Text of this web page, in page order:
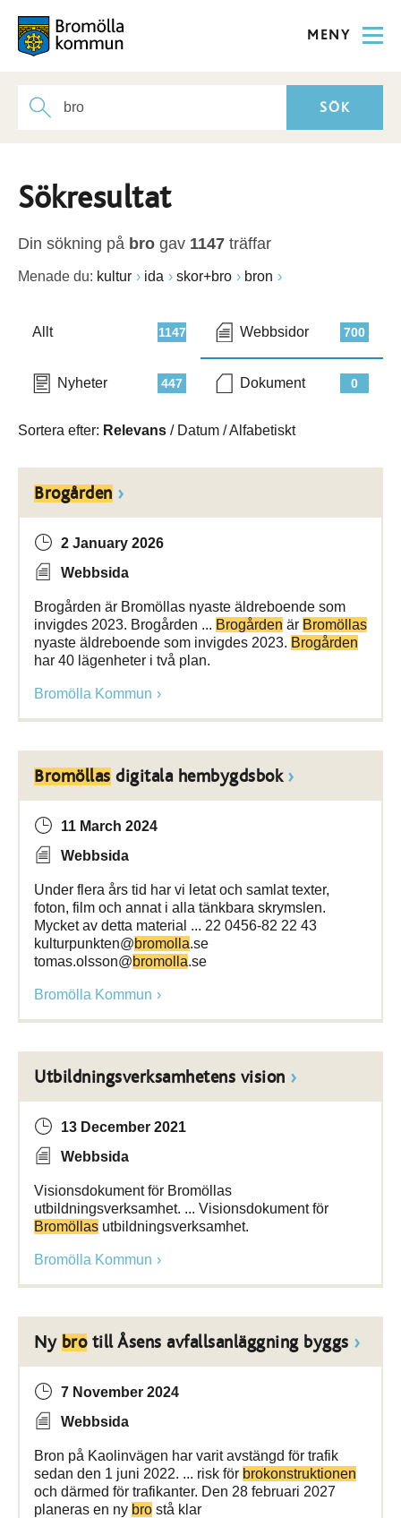
MENY
Sökresultat
Din sökning på bro gav 1147 träffar
Menade du: kultur ida skor+bro bron
1147
Allt 700
Webbsidor
447
Nyheter 0
Dokument
Sortera efter: Relevans / Datum /Alfabetiskt
Brogården
2 January 2026
Webbsida
Brogården är Bromöllas nyaste äldreboende som
invigdes 2023. Brogården ... Brogården är Bromöllas
nyaste äldreboende som invigdes 2023. Brogården
har 40 lägenheter i två plan.
Bromölla Kommun
Bromöllas digitala hembygdsbok
11 March 2024
Webbsida
Under flera års tid har vi letat och samlat texter,
foton, film och annat i alla tänkbara skrymslen.
Mycket av detta material ... 22 0456-82 22 43
kulturpunkten@bromolla.se
tomas.olsson@bromolla.se
Bromölla Kommun
Utbildningsverksamhetens vision
13 December 2021
Webbsida
Visionsdokument för Bromöllas
utbildningsverksamhet. ... Visionsdokument för
Bromöllas utbildningsverksamhet.
Bromölla Kommun
Ny brotill Åsens avfallsanläggning byggs
7 November 2024
Webbsida
Bron på Kaolinvägen har varit avstängd för trafik
sedan den 1 juni 2022. ... risk för brokonstruktionen
och därmed för trafikanter. Den 28 februari 2027
planeras en ny bro stå klar